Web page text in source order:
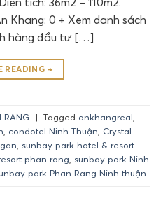
Khang: 0 + Xem danh sách
hàng đầu tư […]
READING →
RANG | Tagged ankhangreal
condotel Ninh Thuận Crystal
sunbay park hotel & resort
phan rang sunbay park Ninh
park Phan Rang Ninh thuận